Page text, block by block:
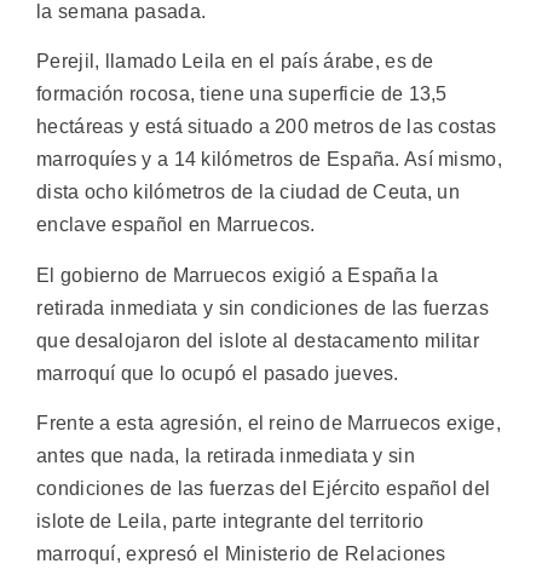
la semana pasada.
Perejil, llamado Leila en el país árabe, es de
formación rocosa, tiene una superficie de 13,5
hectáreas y está situado a 200 metros de las costas
marroquíes y a 14 kilómetros de España. Así mismo,
dista ocho kilómetros de la ciudad de Ceuta, un
enclave español en Marruecos.
El gobierno de Marruecos exigió a España la
retirada inmediata y sin condiciones de las fuerzas
que desalojaron del islote al destacamento militar
marroquí que lo ocupó el pasado jueves.
Frente a esta agresión, el reino de Marruecos exige,
antes que nada, la retirada inmediata y sin
condiciones de las fuerzas del Ejército español del
islote de Leila, parte integrante del territorio
marroquí, expresó el Ministerio de Relaciones